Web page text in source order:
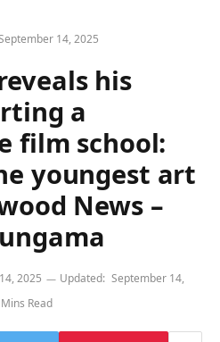
14, 2025
his
a
film school:
youngest art
News –
2025 Updated: September 14,
Read